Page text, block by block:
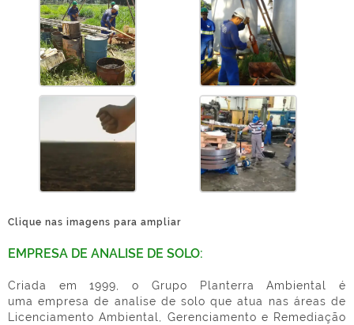
Clique nas imagens para ampliar
EMPRESA DE ANALISE DE SOLO:
Criada em 1999, o Grupo Planterra Ambiental é
umaempresa de analise de solo que atua nas áreas de
Licenciamento Ambiental, Gerenciamento e Remediação